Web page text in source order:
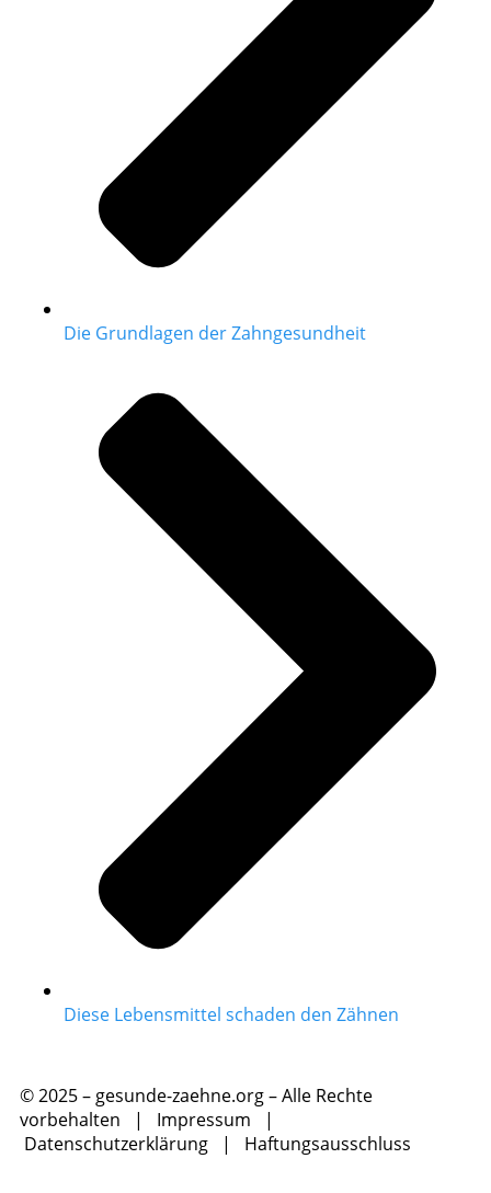
Die Grundlagen der Zahngesundheit
Diese Lebensmittel schaden den Zähnen
© 2025 – gesunde-zaehne.org – Alle Rechte
vorbehalten | Impressum |
Datenschutzerklärung | Haftungsausschluss